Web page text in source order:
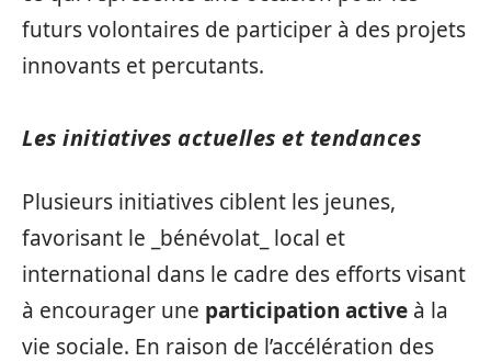
futurs volontaires de participer à des projets
innovants et percutants.
Les initiatives actuelles et tendances
Plusieurs initiatives ciblent les jeunes,
favorisant le _bénévolat_ local et
international dans le cadre des efforts visant
à encourager une participation active à la
vie sociale. En raison de l’accélération des